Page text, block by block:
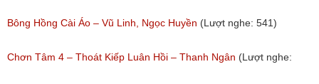
Bông Hồng Cài Áo – Vũ Linh, Ngọc Huyền (Lượt nghe: 541)
Chơn Tâm 4 – Thoát Kiếp Luân Hồi – Thanh Ngân (Lượt nghe: